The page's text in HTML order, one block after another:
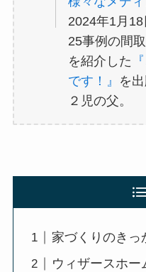
2024年1月18
25事例の間
を紹介した
です！』 を
２児の父。
家づくりのきっ
ウィザースホー